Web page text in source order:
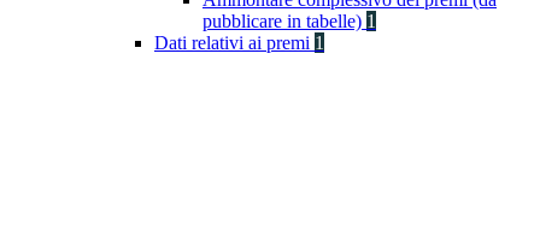
pubblicare in tabelle) 1
Dati relativi ai premi 1